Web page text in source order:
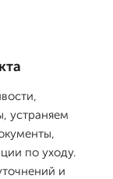
устраняем
по уходу.
и